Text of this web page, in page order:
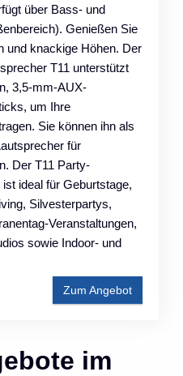
über Bass- und
Genießen Sie
und knackige Höhen. Der
T11 unterstützt
3,5-mm-AUX-
um Ihre
Sie können ihn als
für
Der T11 Party-
ideal für Geburtstage,
Silvesterpartys,
Veranstaltungen,
sowie Indoor- und
Zum Angebot
im